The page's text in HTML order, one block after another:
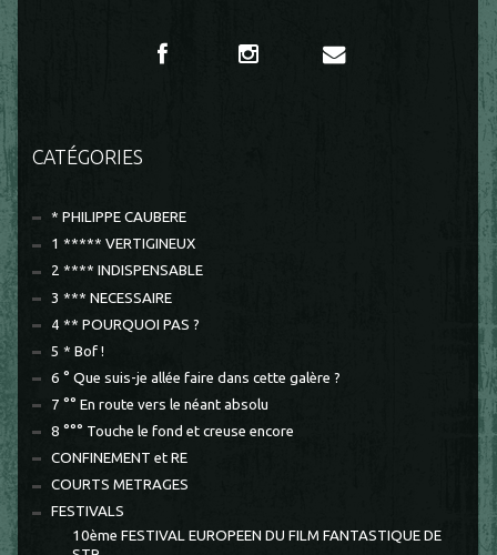
CATÉGORIES
* PHILIPPE CAUBERE
1 ***** VERTIGINEUX
2 **** INDISPENSABLE
3 *** NECESSAIRE
4 ** POURQUOI PAS ?
5 * Bof !
6 ° Que suis-je allée faire dans cette galère ?
7 °° En route vers le néant absolu
8 °°° Touche le fond et creuse encore
CONFINEMENT et RE
COURTS METRAGES
FESTIVALS
10ème FESTIVAL EUROPEEN DU FILM FANTASTIQUE DE